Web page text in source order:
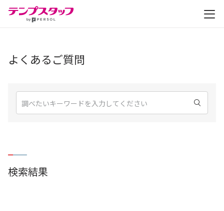
仕事を探す
はたらき方を選ぶ
キャリアサポート・研修
よくあるご質問
よくあるご質問
検索結果